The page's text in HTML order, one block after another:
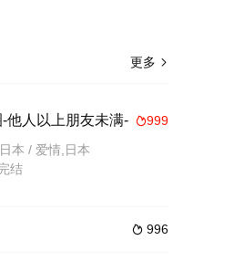
更多 
999
他人以上朋友未满-
本 / 爱情,日本
结
 996